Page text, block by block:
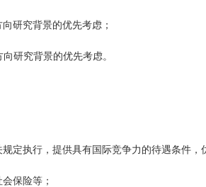
研究背景的优先考虑；
研究背景的优先考虑。
定执行，提供具有国际竞争力的待遇条件
保险等；